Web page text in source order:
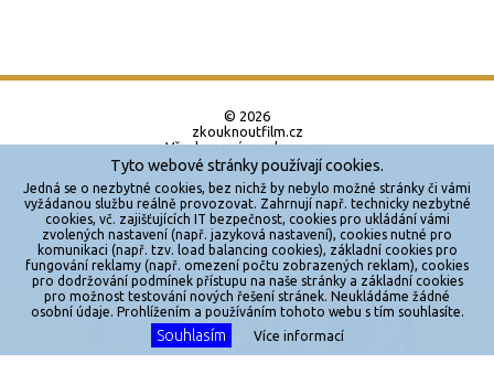
X
© 2026
zkouknoutfilm.cz
Všechna práva vyhrazena.
Powered by
Reklama
Sítě
Redakce
Jakékoliv užití obsahu je bez souhlasu provozovatele zakázáno.
Tyto webové stránky používají cookies.
Jedná se o nezbytné cookies, bez nichž by nebylo možné stránky či vámi
vyžádanou službu reálně provozovat. Zahrnují např. technicky nezbytné
cookies, vč. zajišťujících IT bezpečnost, cookies pro ukládání vámi
zvolených nastavení (např. jazyková nastavení), cookies nutné pro
komunikaci (např. tzv. load balancing cookies), základní cookies pro
fungování reklamy (např. omezení počtu zobrazených reklam), cookies
pro dodržování podmínek přístupu na naše stránky a základní cookies
pro možnost testování nových řešení stránek. Neukládáme žádné
osobní údaje. Prohlížením a používáním tohoto webu s tím souhlasíte.
Souhlasím Více informací